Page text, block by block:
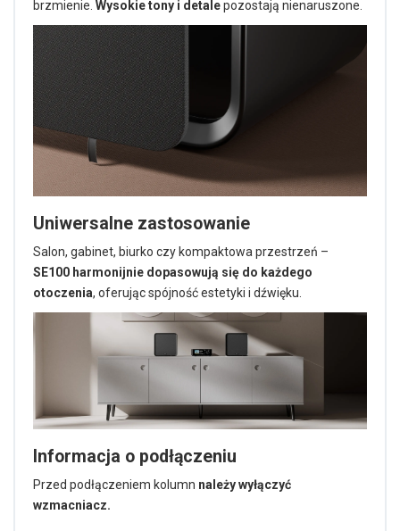
brzmienie. Wysokie tony i detalepozostają nienaruszone.
Uniwersalne zastosowanie
Salon, gabinet, biurko czy kompaktowa przestrzeń –
SE100 harmonijnie dopasowują się do każdego
otoczenia, oferując spójność estetyki i dźwięku.
Informacja o podłączeniu
Przed podłączeniem kolumn należy wyłączyć
wzmacniacz.